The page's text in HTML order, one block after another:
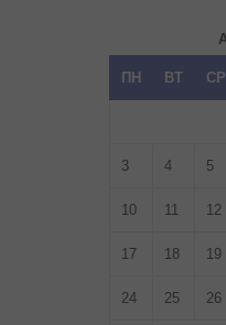
ПН ВТ СР
3 4 5
10 11 12
17 18 19
24 25 26